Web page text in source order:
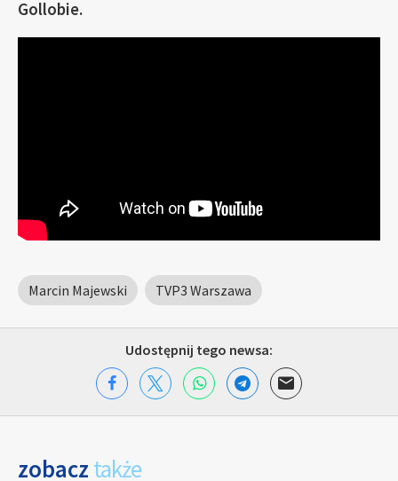
Gollobie.
Marcin Majewski TVP3 Warszawa
Udostępnij tego newsa:
zobacz także